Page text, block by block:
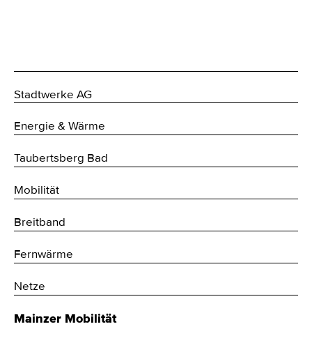
Stadtwerke AG
Energie & Wärme
Taubertsberg Bad
Mobilität
Breitband
Fernwärme
Netze
Mainzer Mobilität